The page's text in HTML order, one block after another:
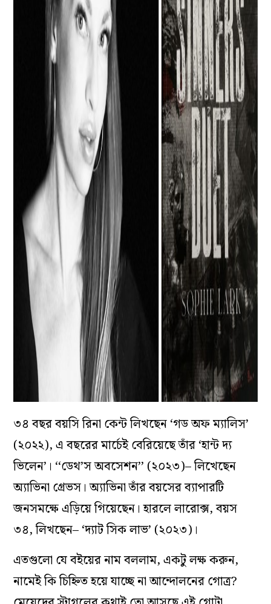
৩৪ বছর বয়সি রিনা কেন্ট লিখছেন ‘গড অফ ম্যালিস’
(২০২২), এ বছরের মার্চেই বেরিয়েছে তাঁর ‘হান্ট দ্য
ভিলেন’। ‘‘ডেথ’স অবসেশন’’ (২০২৩)– লিখেছেন
অ্যাভিনা গ্রেভস। অ্যাভিনা তাঁর বয়সের ব্যাপারটি
জনসমক্ষে এড়িয়ে গিয়েছেন। হারলে লারোক্স, বয়স
৩৪, লিখছেন– ‘দ্যাট সিক লাভ’ (২০২৩)।
এতগুলো যে বইয়ের নাম বললাম, একটু লক্ষ করুন,
নামেই কি চিহ্নিত হয়ে যাচ্ছে না আন্দোলনের গোত্র?